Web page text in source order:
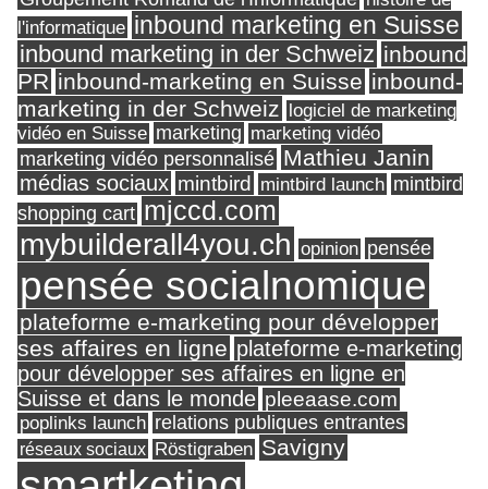
l'informatique inbound marketing en Suisse
inbound marketing in der Schweiz inbound
PR inbound-marketing en Suisse inbound-
marketing in der Schweiz logiciel de marketing
vidéo en Suisse marketing marketing vidéo
marketing vidéo personnalisé Mathieu Janin
médias sociaux mintbird mintbird launch mintbird
shopping cart mjccd.com
mybuilderall4you.ch opinion pensée
pensée socialnomique
plateforme e-marketing pour développer
ses affaires en ligne plateforme e-marketing
pour développer ses affaires en ligne en
Suisse et dans le monde pleeaase.com
poplinks launch relations publiques entrantes
réseaux sociaux Röstigraben Savigny